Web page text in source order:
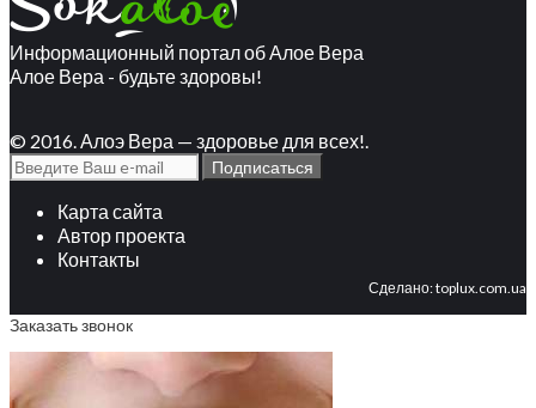
Информационный портал об Алое Вера
Алое Вера - будьте здоровы!
© 2016. Алоэ Вера — здоровье для всех!.
Карта сайта
Автор проекта
Контакты
Сделано:toplux.com.ua
Заказать звонок